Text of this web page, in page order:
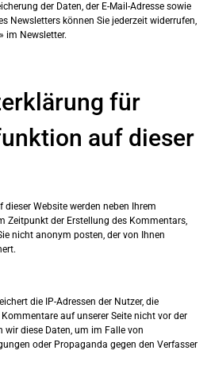
der Daten, der E-Mail-Adresse sowie
Newsletters können Sie jederzeit widerrufen,
im Newsletter.
für
auf dieser
Website werden neben Ihrem
Zeitpunkt der Erstellung des Kommentars,
nicht anonym posten, der von Ihnen
die IP-Adressen der Nutzer, die
auf unserer Seite nicht vor der
wir diese Daten, um im Falle von
oder Propaganda gegen den Verfasser